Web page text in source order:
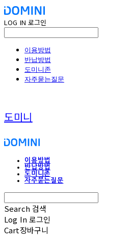
LOG IN 로그인
이용방법
반납방법
도미니존
자주묻는질문
도미니
이용방법
반납방법
도미니존
자주묻는질문
Search 검색
Log In로그인
Cart장바구니